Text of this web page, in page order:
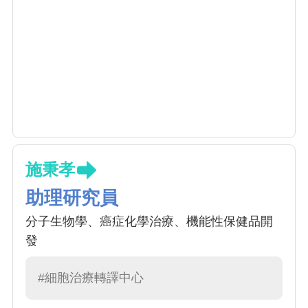
施秉孝
助理研究員
分子生物學、癌症化學治療、機能性保健品開
發
#細胞治療轉譯中心